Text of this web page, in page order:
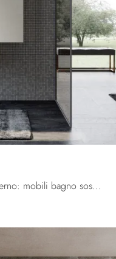
Scopri di più sull'arredo bagno moderno: mobili bagno sospesi in laccato opaco come il modello M1 System Upgrade 04 di Baxar ti attendono.